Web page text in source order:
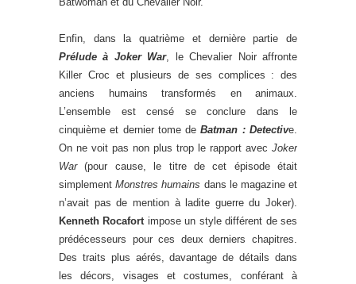
Enfin, dans la quatrième et dernière partie de
Prélude à Joker War, le Chevalier Noir affronte
Killer Croc et plusieurs de ses complices : des
anciens humains transformés en animaux.
L’ensemble est censé se conclure dans le
cinquième et dernier tome deBatman : Detective.
On ne voit pas non plus trop le rapport avec Joker
War(pour cause, le titre de cet épisode était
simplementMonstres humains dans le magazine et
n’avait pas de mention à ladite guerre du Joker).
Kenneth Rocafortimpose un style différent de ses
prédécesseurs pour ces deux derniers chapitres.
Des traits plus aérés, davantage de détails dans
les décors, visages et costumes, conférant à